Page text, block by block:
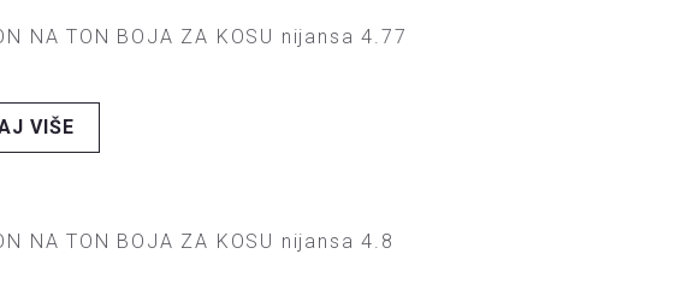
NA TON BOJA ZA KOSU nijansa 4.77
VIŠE
NA TON BOJA ZA KOSU nijansa 4.8